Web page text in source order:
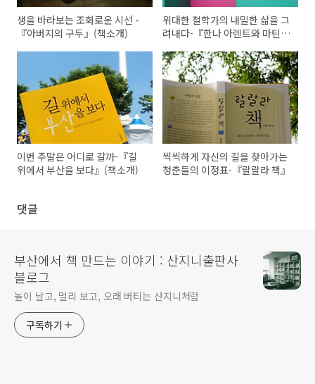
생을 바라보는 조화로운 시선 -
『아버지의 구두』(책소개)
위대한 철학가의 내밀한 삶을 그
려내다-『한나 아렌트와 마틴
이번 주말은 어디로 갈까-『길
위에서 부산을 보다』(책소개)
씩씩하게 자신의 길을 찾아가는
청춘들의 이정표-『랄랄라 책』
댓글
부산에서 책 만드는 이야기 : 산지니출판사
블로그
높이 날고, 멀리 보고, 오래 버티는 산지니처럼
구독하기